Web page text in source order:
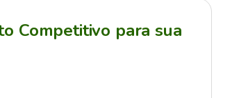
Competitivo para sua